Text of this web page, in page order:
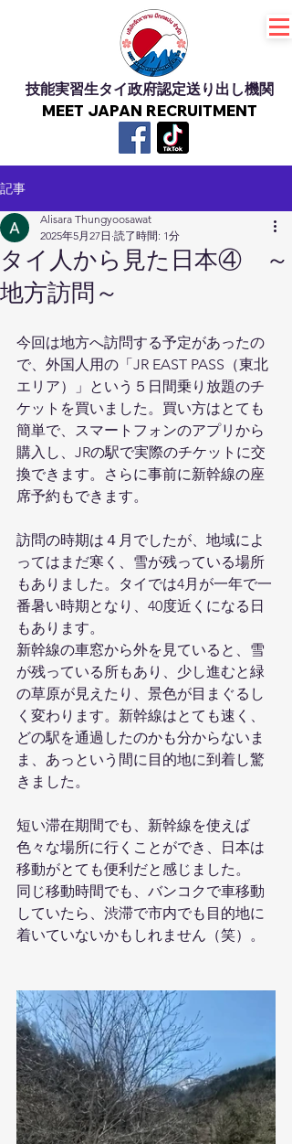
MEET JAPAN RECRUITMENT
技能実習生タイ政府認定送り出し機関
記事
タイ人から見た日本④ ～
地方訪問～
Alisara Thungyoosawat
2025年5月27日 読了時間: 1分
今回は地方へ訪問する予定があったの
で、外国人用の「JR EAST PASS（東北
エリア）」という５日間乗り放題のチ
ケットを買いました。買い方はとても
簡単で、スマートフォンのアプリから
購入し、JRの駅で実際のチケットに交
換できます。さらに事前に新幹線の座
席予約もできます。
訪問の時期は４月でしたが、地域によ
ってはまだ寒く、雪が残っている場所
もありました。タイでは4月が一年で一
番暑い時期となり、40度近くになる日
もあります。
新幹線の車窓から外を見ていると、雪
が残っている所もあり、少し進むと緑
の草原が見えたり、景色が目まぐるし
く変わります。新幹線はとても速く、
どの駅を通過したのかも分からないま
ま、あっという間に目的地に到着し驚
きました。
短い滞在期間でも、新幹線を使えば
色々な場所に行くことができ、日本は
移動がとても便利だと感じました。
同じ移動時間でも、バンコクで車移動
していたら、渋滞で市内でも目的地に
着いていないかもしれません（笑）。